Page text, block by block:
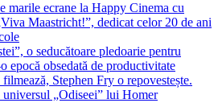
marile ecrane la Happy Cinema cu
Maastricht!”, dedicat celor 20 de ani
o seducătoare pledoarie pentru
epocă obsedată de productivitate
Stephen Fry o repovestește.
„Odiseei” lui Homer